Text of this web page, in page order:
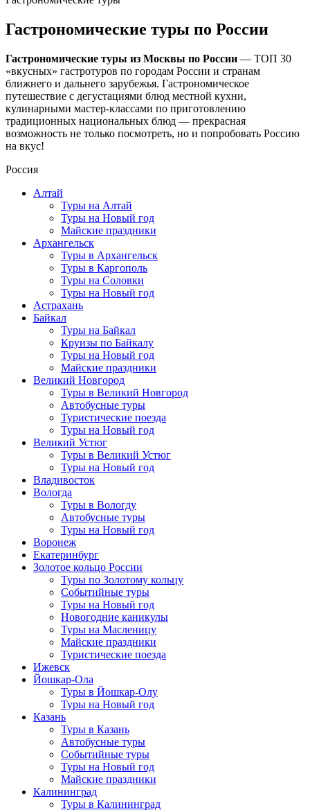
Гастрономические туры по России
Гастрономические туры из Москвы по России — ТОП 30
«вкусных» гастротуров по городам России и странам
ближнего и дальнего зарубежья. Гастрономическое
путешествие с дегустациями блюд местной кухни,
кулинарными мастер-классами по приготовлению
традиционных национальных блюд — прекрасная
возможность не только посмотреть, но и попробовать Россию
на вкус!
Россия
Алтай
Туры на Алтай
Туры на Новый год
Майские праздники
Архангельск
Туры в Архангельск
Туры в Каргополь
Туры на Соловки
Туры на Новый год
Астрахань
Байкал
Туры на Байкал
Круизы по Байкалу
Туры на Новый год
Майские праздники
Великий Новгород
Туры в Великий Новгород
Автобусные туры
Туристические поезда
Туры на Новый год
Великий Устюг
Туры в Великий Устюг
Туры на Новый год
Владивосток
Вологда
Туры в Вологду
Автобусные туры
Туры на Новый год
Воронеж
Екатеринбург
Золотое кольцо России
Туры по Золотому кольцу
Событийные туры
Туры на Новый год
Новогодние каникулы
Туры на Масленицу
Майские праздники
Туристические поезда
Ижевск
Йошкар-Ола
Туры в Йошкар-Олу
Туры на Новый год
Казань
Туры в Казань
Автобусные туры
Событийные туры
Туры на Новый год
Майские праздники
Калининград
Туры в Калининград